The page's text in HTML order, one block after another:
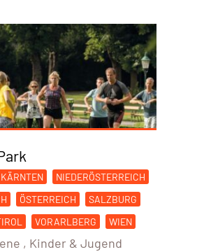
KÄRNTEN
NIEDERÖSTERREICH
ÖSTERREICH
SALZBURG
VORARLBERG WIEN
, Kinder & Jugend